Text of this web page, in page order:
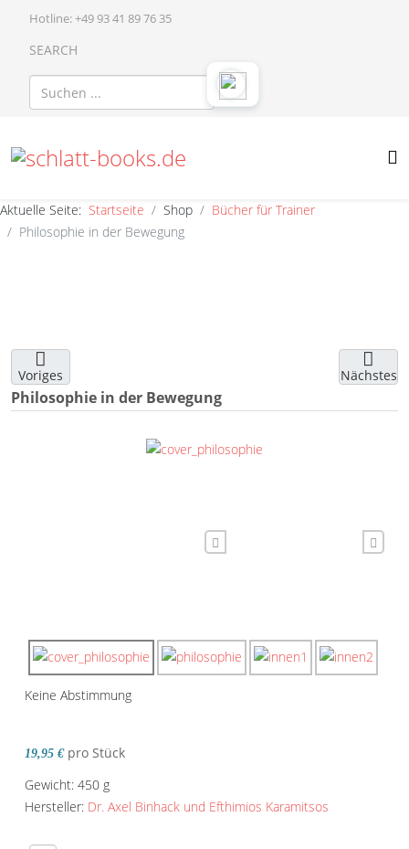
Hotline: +49 93 41 89 76 35
SEARCH
Aktuelle Seite: Startseite Shop
Bücher für Trainer
Philosophie in der Bewegung
Voriges Nächstes
Philosophie in der Bewegung
Keine Abstimmung
19,95 € pro Stück
Gewicht: 450 g
Hersteller: Dr. Axel Binhack und Efthimios Karamitsos